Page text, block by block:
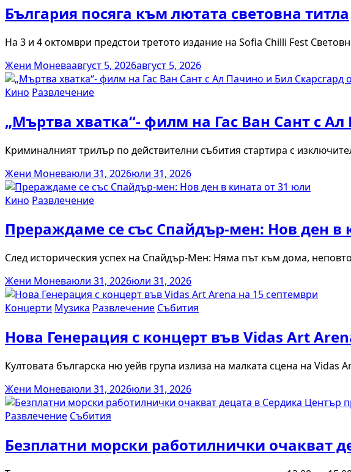
България посяга към лютата световна титла
На 3 и 4 октомври предстои третото издание на Sofia Chilli Fest
Жени Моневаавгуст 5, 2026август 5, 2026
Кино Развлечение
„Мъртва хватка“- филм на Гас Ван Сант с
Криминалният трилър по действителни събития стартира с
Жени Моневаюли 31, 2026юли 31, 2026
Кино Развлечение
Прераждаме се със Спайдър-мен: Нов ден в
След историческия успех на Спайдър-Мен: Няма път към дома,
Жени Моневаюли 31, 2026юли 31, 2026
Концерти Музика Развлечение Събития
Нова Генерация с концерт във Vidas Art
Култовата българска ню уейв група излиза на малката сцена на
Жени Моневаюли 31, 2026юли 31, 2026
Развлечение Събития
Безплатни морски работилнички очакват